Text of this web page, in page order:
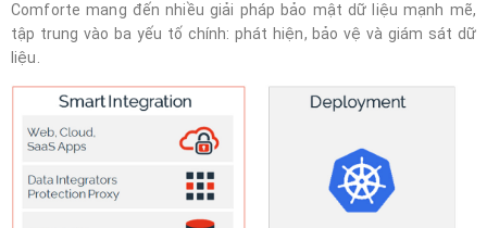
Comforte mang đến nhiều giải pháp bảo mật dữ liệu mạnh mẽ,
tập trung vào ba yếu tố chính: phát hiện, bảo vệ và giám sát dữ
liệu.